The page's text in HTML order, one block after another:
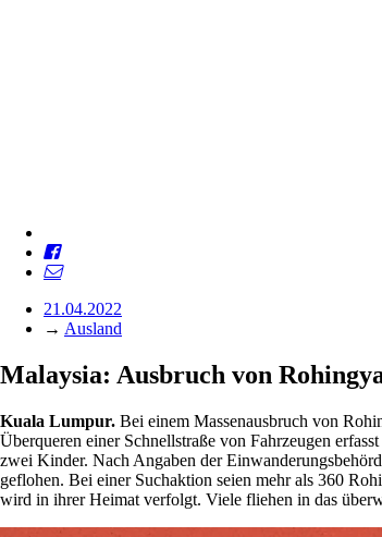
21.04.2022
→ Ausland
Malaysia: Ausbruch von
Kuala Lumpur. Bei einem Massenausbruch von
Überqueren einer Schnellstraße von Fahrzeugen
zwei Kinder. Nach Angaben der
geflohen. Bei einer Suchaktion seien mehr als 360
wird in ihrer Heimat verfolgt. Viele fliehen in das